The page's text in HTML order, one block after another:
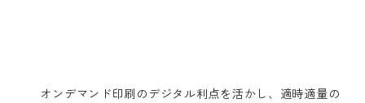
オンデマンド印刷のデジタル利点を活かし、適時適量の